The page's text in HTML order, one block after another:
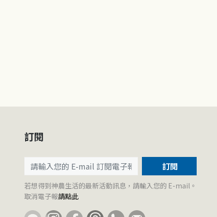
訂閱
訂閱
若想得到神農生活的最新活動訊息，請輸入您的 E-mail。
取消電子報請點此